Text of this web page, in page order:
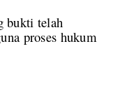
bukti telah
proses hukum